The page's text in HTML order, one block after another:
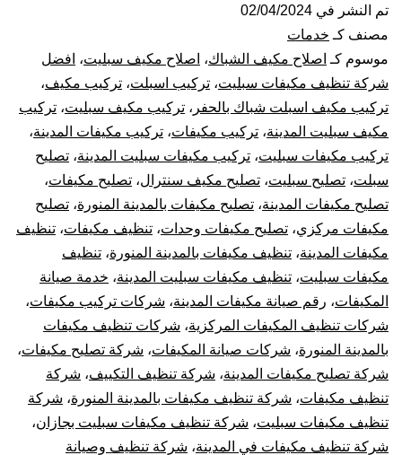
تنظيف
مكيفات
بالمدينة
تم النشر في 02/04/2024
مصنف كـ خدمات
موسوم كـ اصلاح مكيف الشباك، اصلاح مكيف سبليت، افضل
شركة تنظيف مكيفات سبليت، تركيب اسبلت، تركيب مكيف،
تركيب مكيف اسبلت شباك بالحفر ، تركيب مكيف سبليت، تركيب
مكيف سبليت المدينة، تركيب مكيفات، تركيب مكيفات المدينة،
تركيب مكيفات سبليت، تركيب مكيفات سبليت المدينة، تصليح
سبلت، تصليح سبليت، تصليح مكيف سنترال، تصليح مكيفات،
تصليح مكيفات المدينة، تصليح مكيفات بالمدينة المنورة، تصليح
مكيفات مركزي، تصليح مكيفات وحدات، تنظيف مكيفات، تنظيف
مكيفات المدينة، تنظيف مكيفات بالمدينة المنورة، تنظيف
مكيفات سبليت، تنظيف مكيفات سبليت المدينة، خدمة صيانة
المكيفات، رقم صيانة مكيفات المدينة، شركات تركيب مكيفات،
شركات تنظيف المكيفات المركزية، شركات تنظيف مكيفات
بالمدينة المنورة، شركات صيانة المكيفات، شركة تصليح مكيفات،
شركة تصليح مكيفات المدينة، شركة تنظيف التكييف، شركة
تنظيف مكيفات، شركة تنظيف مكيفات بالمدينة المنورة، شركة
تنظيف مكيفات سبليت، شركة تنظيف مكيفات سبليت بجازان،
شركة تنظيف مكيفات في المدينة، شركة تنظيف وصيانة